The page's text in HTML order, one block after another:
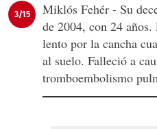
3/15
Miklós Fehér - Su
de 2004, con 24
lento por la cancha
al suelo. Falleció a
tromboembolismo